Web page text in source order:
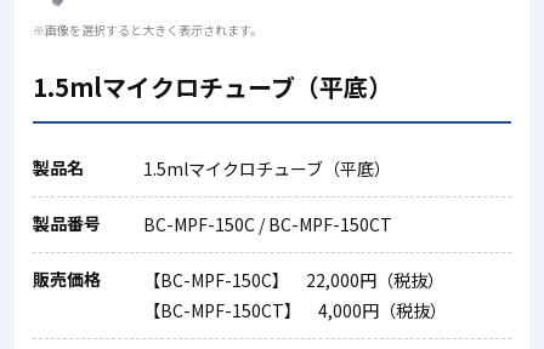
※画像を選択すると大きく表示されます。
1.5mlマイクロチューブ（平底）
製品名 1.5mlマイクロチューブ（平底）
製品番号 BC-MPF-150C / BC-MPF-150CT
販売価格
【BC-MPF-150C】 22,000円（税抜）
【BC-MPF-150CT】 4,000円（税抜）